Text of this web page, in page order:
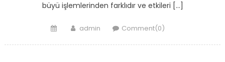
büyü işlemlerinden farklıdır ve etkileri […]
PostedAuthor
admin Comment(0)